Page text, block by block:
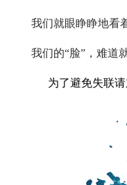
我们就眼睁睁地看
我们的“脸”，难道
为了避免失联